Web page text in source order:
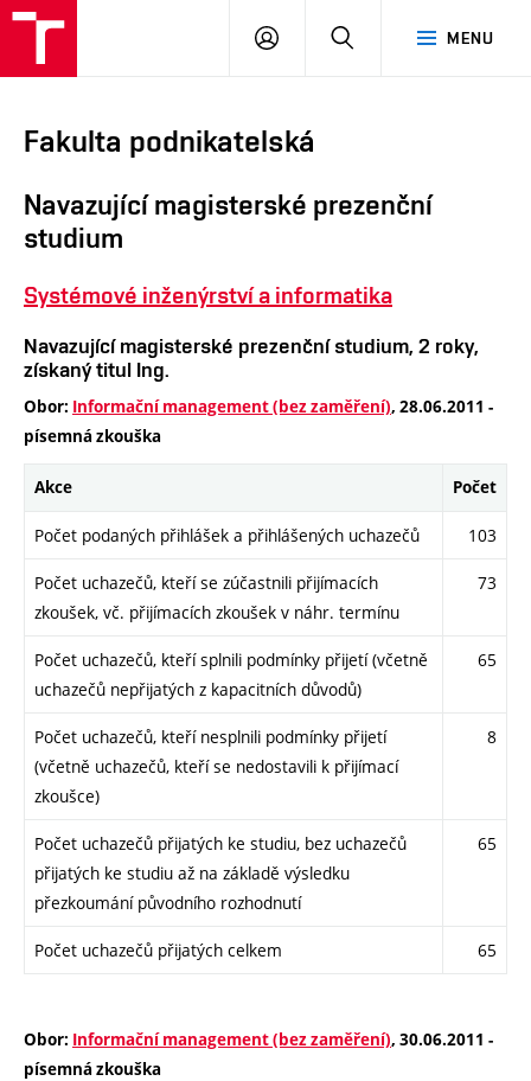
MENU
PŘIHLÁSIT
Fakulta podnikatelská
Navazující magisterské prezenční
studium
Systémové inženýrství a informatika
Navazující magisterské prezenční studium, 2 roky,
získaný titul Ing.
Obor: Informační management (bez zaměření), 28.06.2011 -
písemná zkouška
Akce Počet
Počet podaných přihlášek a přihlášených uchazečů 103
Počet uchazečů, kteří se zúčastnili přijímacích
zkoušek, vč. přijímacích zkoušek v náhr. termínu
73
Počet uchazečů, kteří splnili podmínky přijetí (včetně
uchazečů nepřijatých z kapacitních důvodů)
65
Počet uchazečů, kteří nesplnili podmínky přijetí
(včetně uchazečů, kteří se nedostavili k přijímací
zkoušce)
8
Počet uchazečů přijatých ke studiu, bez uchazečů
přijatých ke studiu až na základě výsledku
přezkoumání původního rozhodnutí
65
Počet uchazečů přijatých celkem 65
Obor: Informační management (bez zaměření), 30.06.2011 -
písemná zkouška